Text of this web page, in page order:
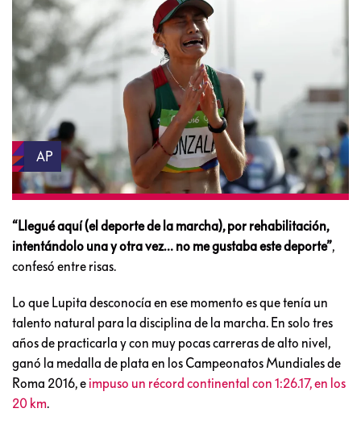
AP
“Llegué aquí (el deporte de la marcha), por rehabilitación,
intentándolo una y otra vez… no me gustaba este deporte”,
confesó entre risas.
Lo que Lupita desconocía en ese momento es que tenía un
talento natural para la disciplina de la marcha. En solo tres
años de practicarla y con muy pocas carreras de alto nivel,
ganó la medalla de plata en los Campeonatos Mundiales de
Roma 2016, e impuso un récord continental con 1:26.17, en los
20 km.